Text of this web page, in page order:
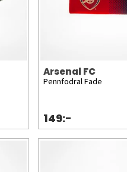
Arsenal FC
Pennfodral Fade
149:-